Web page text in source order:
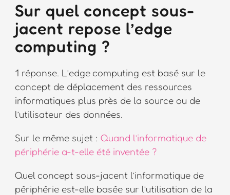
Sur quel concept sous-
jacent repose l’edge
computing ?
1 réponse. L’edge computing est basé sur le
concept de déplacement des ressources
informatiques plus près de la source ou de
l’utilisateur des données.
Sur le même sujet : Quand l’informatique de
périphérie a-t-elle été inventée ?
Quel concept sous-jacent l’informatique de
périphérie est-elle basée sur l’utilisation de la